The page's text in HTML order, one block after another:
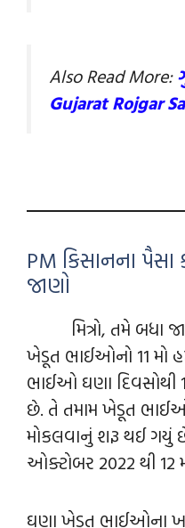
Also Read More:
Gujarat Rojgar
PM કિસાનના
જાણો
મિત્રો, તમે બધા
ખેડૂત ભાઈઓનો 11 મો
ભાઈઓ ઘણા દિવસોથી
છે. તે તમામ ખેડૂત
મોકલવાનું શરૂ થઈ ગયું છે.
ઓક્ટોબર 2022 થી 12
ઘણા ખેડૂત ભાઈઓના